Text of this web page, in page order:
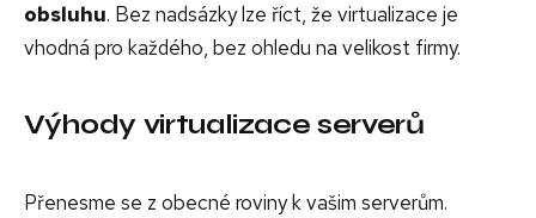
obsluhu. Bez nadsázky lze říct, že virtualizace je
vhodná pro každého, bez ohledu na velikost firmy.
Výhody virtualizace serverů
Přenesme se z obecné roviny k vašim serverům.